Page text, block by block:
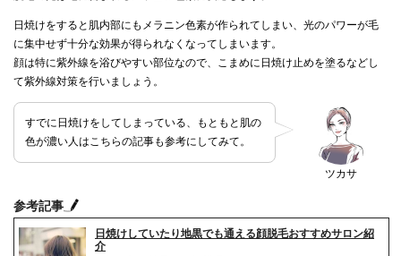
日焼けをすると肌内部にもメラニン色素が作られてしまい、光のパワーが毛
に集中せず十分な効果が得られなくなってしまいます。
顔は特に紫外線を浴びやすい部位なので、こまめに日焼け止めを塗るなどし
て紫外線対策を行いましょう。
ツカサ
すでに日焼けをしてしまっている、もともと肌の
色が濃い人はこちらの記事も参考にしてみて。
参考記事
日焼けしていたり地黒でも通える顔脱毛おすすめサロン紹
介